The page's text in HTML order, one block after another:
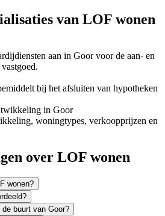
van LOF wonen
aan in Goor voor de aan- en
bij het afsluiten van hypotheken
in Goor
woningtypes, verkoopprijzen en
over LOF wonen
wonen?
buurt van Goor?